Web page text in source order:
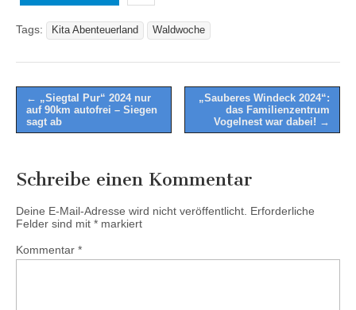
Tags: Kita Abenteuerland Waldwoche
Post
navigation
← „Siegtal Pur“ 2024 nur
auf 90km autofrei – Siegen
sagt ab
„Sauberes Windeck 2024“:
das Familienzentrum
Vogelnest war dabei! →
Schreibe einen Kommentar
Deine E-Mail-Adresse wird nicht veröffentlicht. Erforderliche
Felder sind mit * markiert
Kommentar *